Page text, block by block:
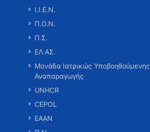
Ι.Ι.Ε.Ν.
Π.Ο.Ν.
Π.Σ.
ΕΛ.ΑΣ.
Μονάδα Ιατρικώς Υποβοηθούμενης
Αναπαραγωγής
UNHCR
CEPOL
ΕΑΑΝ